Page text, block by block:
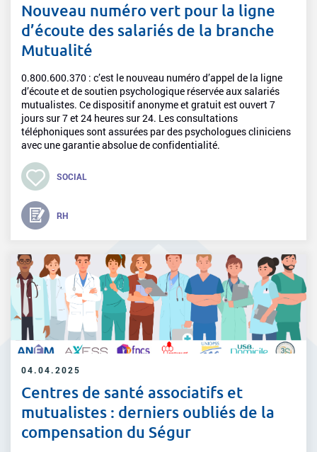
Nouveau numéro vert pour la ligne
d’écoute des salariés de la branche
Mutualité
0.800.600.370 : c’est le nouveau numéro d’appel de la ligne
d’écoute et de soutien psychologique réservée aux salariés
mutualistes. Ce dispositif anonyme et gratuit est ouvert 7
jours sur 7 et 24 heures sur 24. Les consultations
téléphoniques sont assurées par des psychologues cliniciens
avec une garantie absolue de confidentialité.
SOCIAL
RH
04.04.2025
Centres de santé associatifs et
mutualistes : derniers oubliés de la
compensation du Ségur